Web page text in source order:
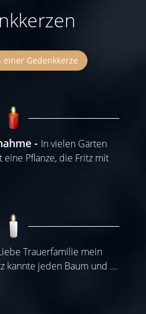
einer Gedenkkerze
In vielen Gärten
Pflanze, die Fritz mit
Trauerfamilie mein
kannte jeden Baum und ...